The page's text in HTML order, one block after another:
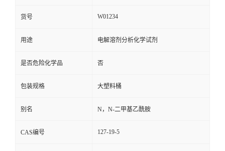
货号 W01234
用途 电解溶剂分析化学试剂
是否危险化学品 否
包装规格 大塑料桶
别名 N，N-二甲基乙酰胺
CAS编号 127-19-5